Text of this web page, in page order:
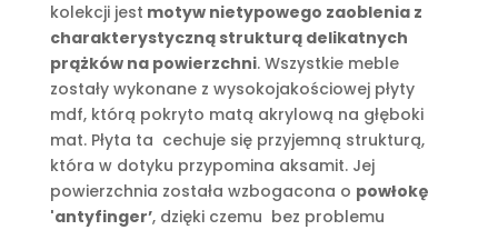
kolekcji jest motyw nietypowego zaoblenia z
charakterystyczną strukturą delikatnych
prążków na powierzchni. Wszystkie meble
zostały wykonane z wysokojakościowej płyty
mdf, którą pokryto matą akrylową na głęboki
mat. Płyta ta cechuje się przyjemną strukturą,
która w dotyku przypomina aksamit. Jej
powierzchnia została wzbogacona o powłokę
'antyfinger’, dzięki czemu bez problemu